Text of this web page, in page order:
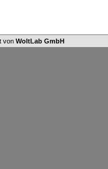
von WoltLab GmbH